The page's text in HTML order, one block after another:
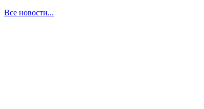
Все новости...